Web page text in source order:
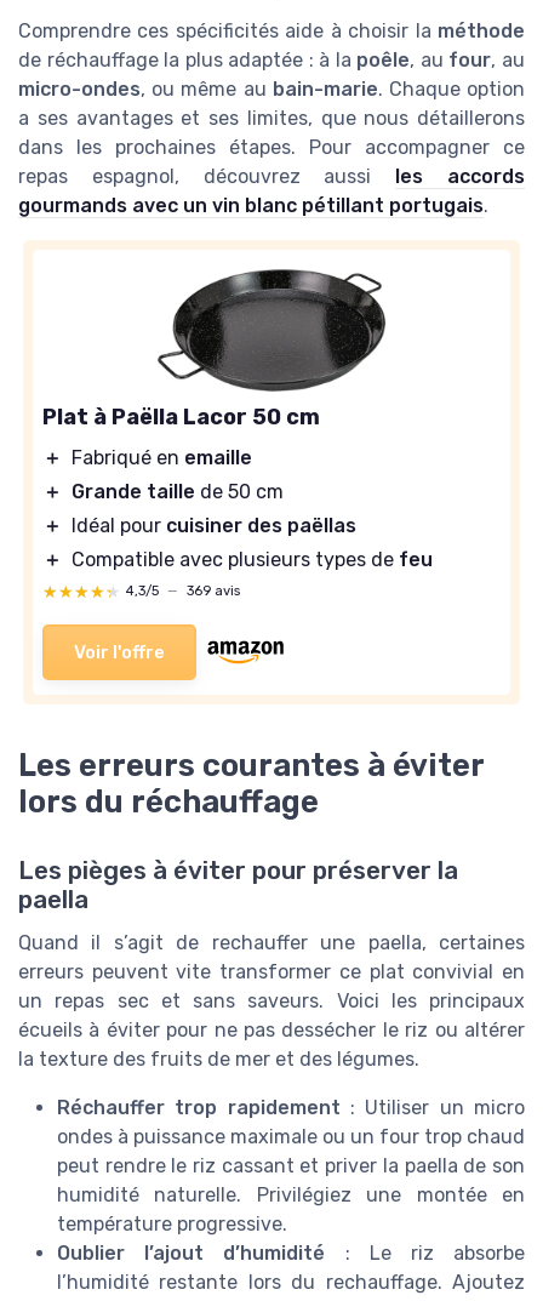
Comprendre ces spécificités aide à choisir la méthode
de réchauffage la plus adaptée : à la poêle, au four, au
micro-ondes, ou même au bain-marie. Chaque option
a ses avantages et ses limites, que nous détaillerons
dans les prochaines étapes. Pour accompagner ce
repas espagnol, découvrez aussi les accords
gourmands avec un vin blanc pétillant portugais.
Plat à Paëlla Lacor 50 cm
＋ Fabriqué en emaille
＋
Grande taille de 50 cm
＋
Idéal pour cuisiner des paëllas
＋
Compatible avec plusieurs types de feu
★★★★★
★★★★★ 4,3/5 — 369 avis
Voir l'offre
Les erreurs courantes à éviter
lors du réchauffage
Les pièges à éviter pour préserver la
paella
Quand il s’agit de rechauffer une paella, certaines
erreurs peuvent vite transformer ce plat convivial en
un repas sec et sans saveurs. Voici les principaux
écueils à éviter pour ne pas dessécher le riz ou altérer
la texture des fruits de mer et des légumes.
Réchauffer trop rapidement : Utiliser un micro
ondes à puissance maximale ou un four trop chaud
peut rendre le riz cassant et priver la paella de son
humidité naturelle. Privilégiez une montée en
température progressive.
Oublier l’ajout d’humidité : Le riz absorbe
l’humidité restante lors du rechauffage. Ajoutez